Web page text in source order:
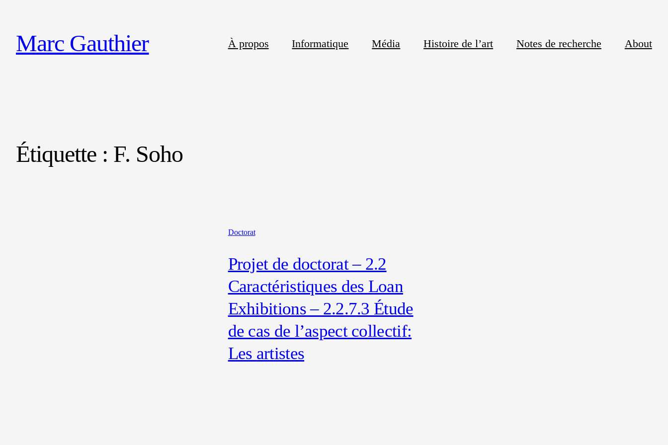
Marc Gauthier À propos Informatique Média Histoire de l’art Notes de recherche About
Étiquette : F. Soho
Doctorat
Projet de doctorat – 2.2
Caractéristiques des Loan
Exhibitions – 2.2.7.3 Étude
de cas de l’aspect collectif:
Les artistes